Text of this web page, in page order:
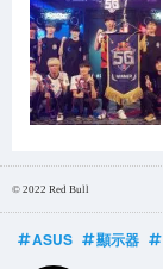
© 2022 Red Bull
ASUS 顯示器